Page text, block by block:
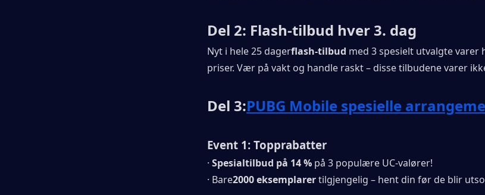
Del 2: Flash-tilbud hver 3. dag
Nyt i hele 25 dagerflash-tilbud med 3 spesielt utvalgte varer
priser. Vær på vakt og handle raskt – disse tilbudene varer
Del 3:PUBG Mobile spesielle
Event 1: Topprabatter
· Spesialtilbud på 14 % på 3 populære UC-valører!
· Bare2000 eksemplarer tilgjengelig – hent din før de blir